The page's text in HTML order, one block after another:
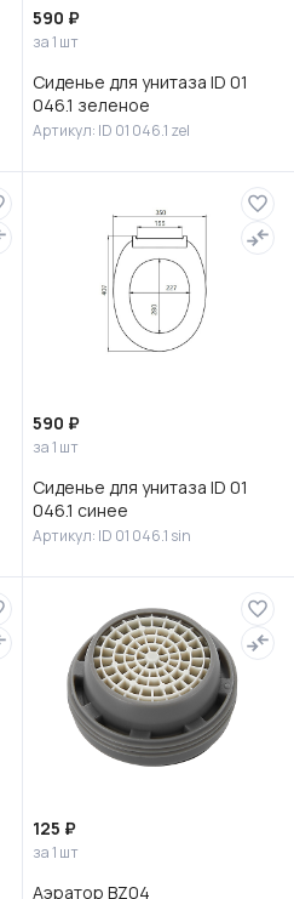
590 ₽
за 1 шт
Сиденье для унитаза ID 01
046.1 зеленое
Артикул: ID 01 046.1 zel
590 ₽
за 1 шт
Сиденье для унитаза ID 01
046.1 синее
Артикул: ID 01 046.1 sin
125 ₽
за 1 шт
Аэратор BZ04